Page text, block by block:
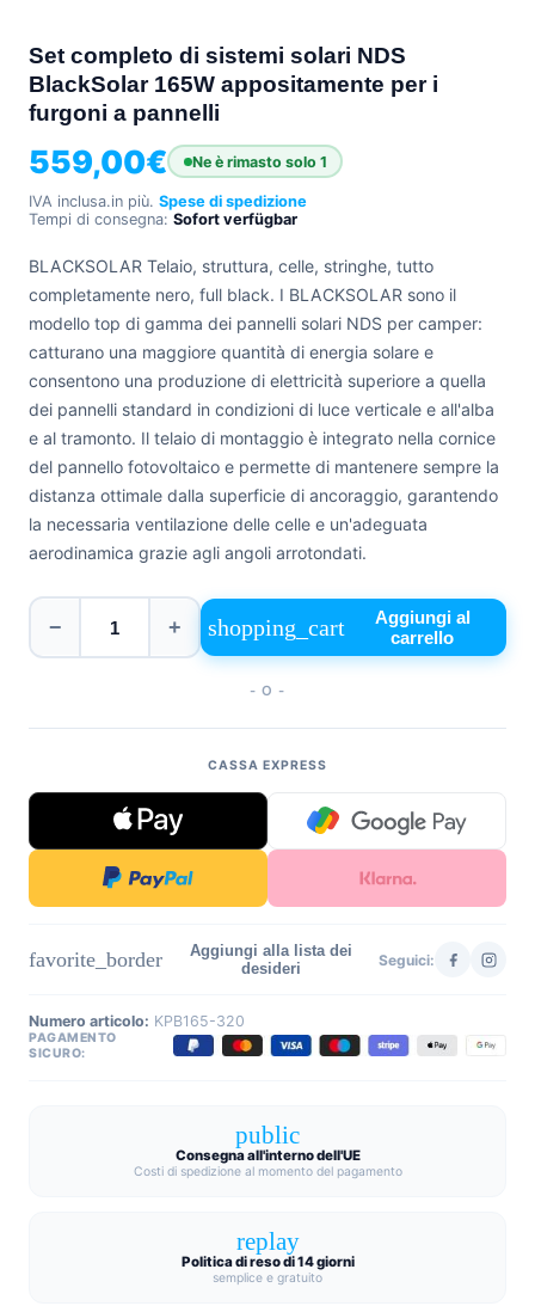
Google
Facebook
Instagram
Set completo di sistemi solari NDS
BlackSolar 165W appositamente per i
furgoni a pannelli
559,00€ Ne è rimasto solo 1
IVA inclusa.in più. Spese di spedizione
Tempi di consegna: Sofort verfügbar
BLACKSOLAR Telaio, struttura, celle, stringhe, tutto
completamente nero, full black. I BLACKSOLAR sono il
modello top di gamma dei pannelli solari NDS per camper:
catturano una maggiore quantità di energia solare e
consentono una produzione di elettricità superiore a quella
dei pannelli standard in condizioni di luce verticale e all'alba
e al tramonto. Il telaio di montaggio è integrato nella cornice
del pannello fotovoltaico e permette di mantenere sempre la
distanza ottimale dalla superficie di ancoraggio, garantendo
la necessaria ventilazione delle celle e un'adeguata
aerodinamica grazie agli angoli arrotondati.
− + shopping_cart
Aggiungi al
carrello
- O -
CASSA EXPRESS
favorite_border
Aggiungi alla lista dei
desideri
Seguici:
Numero articolo: KPB165-320
PAGAMENTO
SICURO:
public
Consegna all'interno dell'UE
Costi di spedizione al momento del pagamento
replay
Politica di reso di 14 giorni
semplice e gratuito